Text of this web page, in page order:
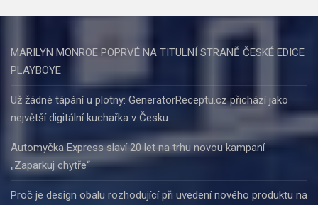
MARILYN MONROE POPRVÉ NA TITULNÍ STRANĚ ČESKÉ EDICE
PLAYBOYE
Už žádné tápání u plotny: GeneratorReceptu.cz přichází jako
největší digitální kuchařka v Česku
Automyčka Express slaví 20 let na trhu novou kampaní
„Zaparkuj chytře“
Proč je design obalu rozhodující při uvedení nového produktu na